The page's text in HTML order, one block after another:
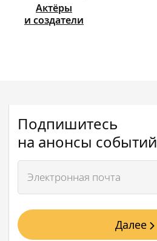
Актёры
и создатели
Подпишитесь
на анонсы событий
Далее